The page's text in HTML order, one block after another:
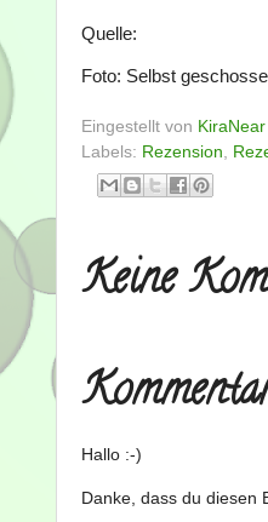
Quelle:
Foto: Selbst
Eingestellt von KiraNear
Labels: Rezension,
Keine
Hallo :-)
Danke, dass du diesen